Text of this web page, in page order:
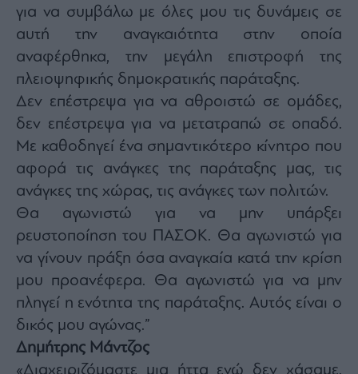
για να συμβάλω με όλες μου τις δυνάμεις σε
αυτή την αναγκαιότητα στην οποία
αναφέρθηκα, την μεγάλη επιστροφή της
πλειοψηφικής δημοκρατικής παράταξης.
Δεν επέστρεψα για να αθροιστώ σε ομάδες,
δεν επέστρεψα για να μετατραπώ σε οπαδό.
Με καθοδηγεί ένα σημαντικότερο κίνητρο που
αφορά τις ανάγκες της παράταξης μας, τις
ανάγκες της χώρας, τις ανάγκες των πολιτών.
Θα αγωνιστώ για να μην υπάρξει
ρευστοποίηση του ΠΑΣΟΚ. Θα αγωνιστώ για
να γίνουν πράξη όσα αναγκαία κατά την κρίση
μου προανέφερα. Θα αγωνιστώ για να μην
πληγεί η ενότητα της παράταξης. Αυτός είναι ο
δικός μου αγώνας.”
Δημήτρης Μάντζος
«Διαχειριζόμαστε μια ήττα ενώ δεν χάσαμε.